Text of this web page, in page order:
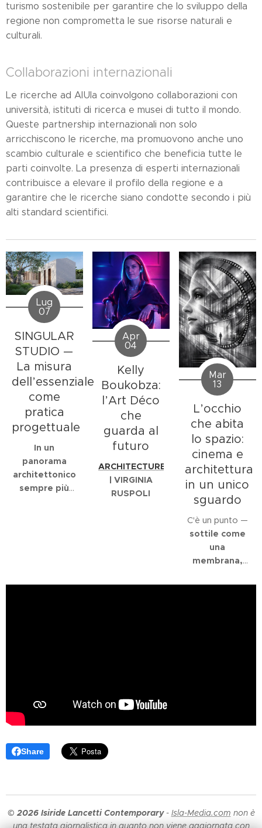
turismo sostenibile per garantire che lo sviluppo della
regione non comprometta le sue risorse naturali e
culturali.
Collaborazioni internazionali
Le ricerche ad AlUla coinvolgono collaborazioni con
università, istituti di ricerca e musei di tutto il mondo.
Queste partnership internazionali non solo
arricchiscono le ricerche, ma promuovono anche uno
scambio culturale e scientifico che beneficia tutte le
parti coinvolte. La presenza di esperti internazionali
contribuisce a elevare il profilo della regione e a
garantire che le ricerche siano condotte secondo i più
alti standard scientifici.
Lug
07
SINGULAR
STUDIO —
La misura
dell’essenziale
come
pratica
progettuale
In un
panorama
architettonico
sempre più
si distingue per
La loro
presenza nel
mediterraneo —
tra Valencia,
Baleari— non
è un dato...
Apr
04
Kelly
Boukobza:
l’Art Déco
che
guarda al
futuro
ARCHITECTURE
| VIRGINIA
RUSPOLI
Mar
13
L’occhio
che abita
lo spazio:
cinema e
architettura
in un unico
sguardo
C'è un punto —
sottile come
una
membrana,
come un
la materia si
Share
© 2026 Isiride Lancetti Contemporary- Isla-Media.com non è
una testata giornalistica in quanto non viene aggiornata con